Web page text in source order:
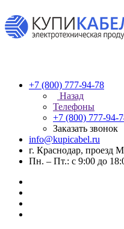
+7 (800) 777-94-78
Назад
Телефоны
+7 (800) 777-94-
Заказать звонок
info@kupicabel.ru
г. Краснодар, проезд
Пн. – Пт.: с 9:00 до